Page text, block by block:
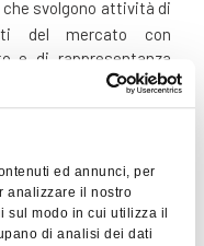
ed annunci, per
analizzare il nostro
sul modo in cui utilizza il
di analisi dei dati
svolgono attività di
del mercato con
e di rappresentanza
in cui operano;
predisposti
eventi e Provider
seminari ed